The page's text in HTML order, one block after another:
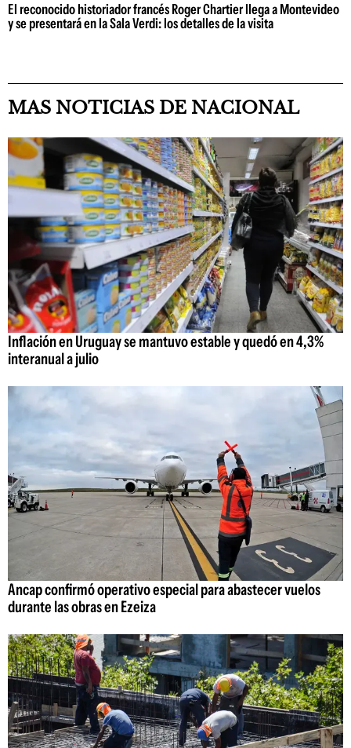
El reconocido historiador francés Roger Chartier llega a Montevideo
y se presentará en la Sala Verdi: los detalles de la visita
MAS NOTICIAS DE NACIONAL
Inflación en Uruguay se mantuvo estable y quedó en 4,3%
interanual a julio
Ancap confirmó operativo especial para abastecer vuelos
durante las obras en Ezeiza